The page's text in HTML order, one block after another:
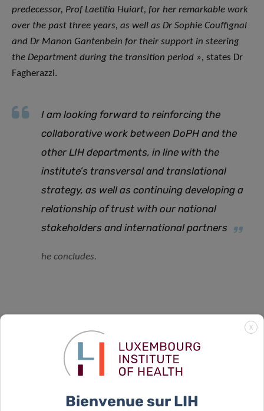
predecessor, Prof Laetitia Huiart, for her remarkable work
over the past three years, as well as Dr Sophie Couffignal
and Dr Manon Gantenbein for their support in steering
the Department during the transition period », states Dr
Fagherazzi.
I am looking forward to reinforcing the
collaborative work between DoPH and the
other LIH departments, in line with the
institute’s transversal and translational
strategy, as well as continuing developing a
relationship of trust with our national
stakeholders and international partners
he concludes.
SCIENTIFIC CONTACT
DR GUY
X
Bienvenue sur LIH